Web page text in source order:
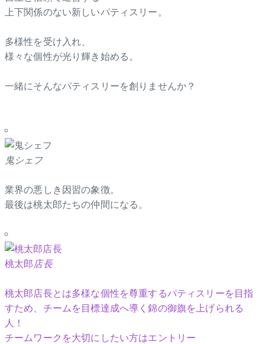
上下関係のない新しいパティスリー。
多様性を受け入れ、
様々な個性が光り輝き始める。
一緒にそんなパティスリーを創りませんか？
鬼シェフ
業界の悪しき因習の象徴。
最後は桃太郎たちの仲間になる。
桃太郎店長
桃太郎店長とは多様な個性を尊重するパティスリーを目指
すため、チームを目標達成へ導く錦の御旗を上げられる
人！
チームワークを大切にしたい方はエントリー